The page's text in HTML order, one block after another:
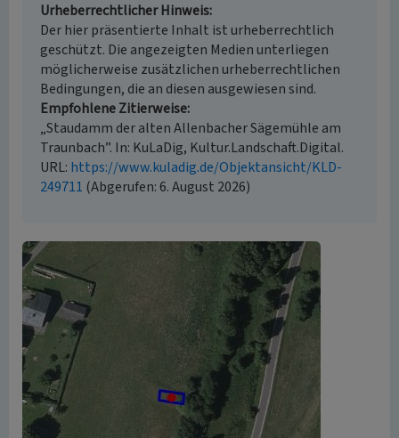
Urheberrechtlicher Hinweis
Der hier präsentierte Inhalt ist urheberrechtlich
geschützt. Die angezeigten Medien unterliegen
möglicherweise zusätzlichen urheberrechtlichen
Bedingungen, die an diesen ausgewiesen sind.
Empfohlene Zitierweise
„Staudamm der alten Allenbacher Sägemühle am
Traunbach”. In: KuLaDig, Kultur.Landschaft.Digital.
URL: https://www.kuladig.de/Objektansicht/KLD-
249711 (Abgerufen: 6. August 2026)